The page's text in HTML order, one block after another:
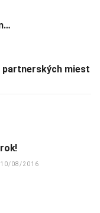
miest
10/08/2016